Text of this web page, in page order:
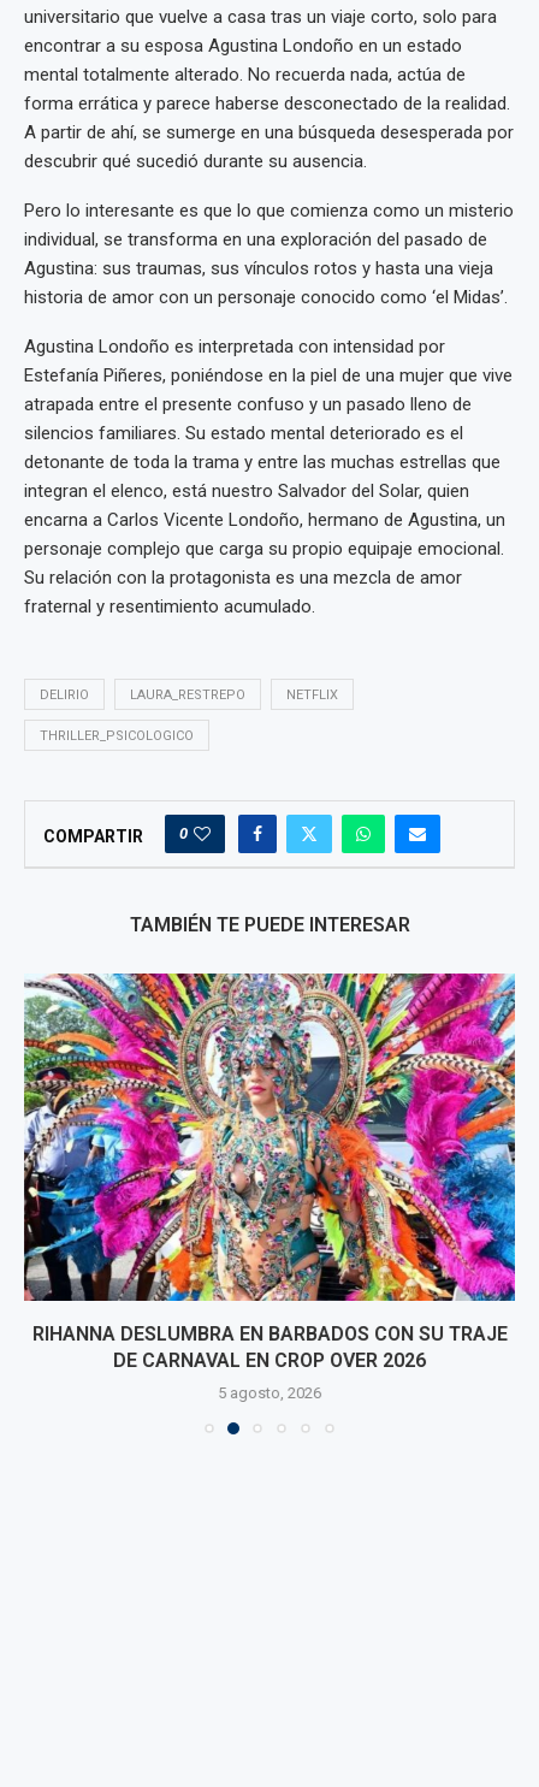
universitario que vuelve a casa tras un viaje corto, solo para
encontrar a su esposa Agustina Londoño en un estado
mental totalmente alterado. No recuerda nada, actúa de
forma errática y parece haberse desconectado de la realidad.
A partir de ahí, se sumerge en una búsqueda desesperada por
descubrir qué sucedió durante su ausencia.
Pero lo interesante es que lo que comienza como un misterio
individual, se transforma en una exploración del pasado de
Agustina: sus traumas, sus vínculos rotos y hasta una vieja
historia de amor con un personaje conocido como ‘el Midas’.
Agustina Londoño es interpretada con intensidad por
Estefanía Piñeres, poniéndose en la piel de una mujer que vive
atrapada entre el presente confuso y un pasado lleno de
silencios familiares. Su estado mental deteriorado es el
detonante de toda la trama y entre las muchas estrellas que
integran el elenco, está nuestro Salvador del Solar, quien
encarna a Carlos Vicente Londoño, hermano de Agustina, un
personaje complejo que carga su propio equipaje emocional.
Su relación con la protagonista es una mezcla de amor
fraternal y resentimiento acumulado.
DELIRIO LAURA_RESTREPO NETFLIX
THRILLER_PSICOLOGICO
COMPARTIR 0
TAMBIÉN TE PUEDE INTERESAR
RIHANNA DESLUMBRA EN BARBADOS CON SU TRAJE
DE CARNAVAL EN CROP OVER 2026
5 agosto, 2026